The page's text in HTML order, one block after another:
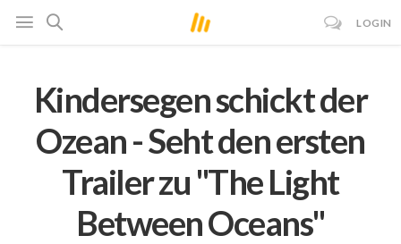
LOGIN
Kindersegen schickt der
Ozean - Seht den ersten
Trailer zu "The Light
Between Oceans"